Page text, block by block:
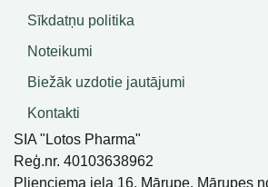
Sīkdatņu politika
Noteikumi
Biežāk uzdotie jautājumi
Kontakti
SIA "Lotos Pharma"
Reģ.nr. 40103638962
Plieņciema iela 16, Mārupe, Mārupes